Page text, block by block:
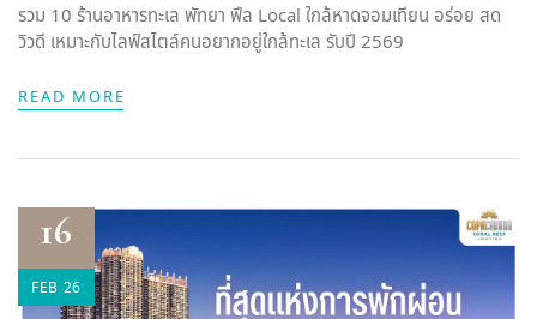
รวม 10 ร้านอาหารทะเล พัทยา ฟีล Local ใกล้หาดจอมเทียน อร่อย สด
วิวดี เหมาะกับไลฟ์สไตล์คนอยากอยู่ใกล้ทะเล รับปี 2569
READ MORE
16
FEB 26